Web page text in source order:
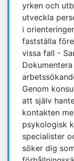
yrken och
utveckla
i
fastställa
vissa fall -
Genom
att själv
kontakten
psykologisk
specialister
söker dig